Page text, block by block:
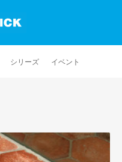
シリーズ イベント